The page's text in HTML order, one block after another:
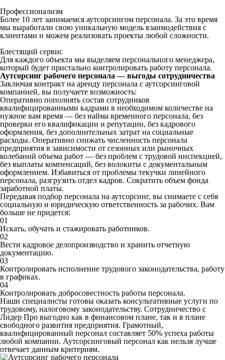
Профессионализм
Более 10 лет занимаемся аутсорсингом персонала. За это время
мы выработали свою уникальную модель взаимодействия с
клиентами и можем реализовать проекты любой сложности.
Блестящий сервис
Для каждого объекта мы выделяем персонального менеджера,
который будет пристально контролировать работу персонала.
Аутсорсинг рабочего персонала — выгоды сотрудничества
Заключая контракт на аренду персонала с аутсорсинговой
компанией, вы получаете возможность:
Оперативно пополнять состав сотрудников
квалифицированными кадрами в необходимом количестве на
нужное вам время — без найма временного персонала, без
проверки его квалификации и репутации, без кадрового
оформления, без дополнительных затрат на социальные
расходы. Оперативно снижать численность персонала
предприятия в зависимости от сезонных или рыночных
колебаний объема работ — без проблем с трудовой инспекцией,
без выплаты компенсаций, без волокиты с документальным
оформлением. Избавиться от проблемы текучки линейного
персонала, разгрузить отдел кадров. Сократить объем фонда
заработной платы.
Передавая подбор персонала на аутсорсинг, вы снимаете с себя
социальную и юридическую ответственность за рабочих. Вам
больше не придется:
01
Искать, обучать и стажировать работников.
02
Вести кадровое делопроизводство и хранить отчетную
документацию.
03
Контролировать исполнение трудового законодательства, работу
в графиках.
04
Контролировать добросовестность работы персонала.
Наши специалисты готовы оказать консультативные услуги по
трудовому, налоговому законодательству. Сотрудничество с
Лидер Про выгодно как в финансовом плане, так и в плане
свободного развития предприятия. Грамотный,
квалифицированный персонал составляет 50% успеха работы
любой компании. Аутсорсинговый персонал как нельзя лучше
отвечает данным критериям.